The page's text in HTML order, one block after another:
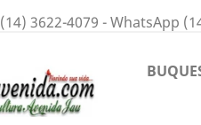
(14) 3622-4079 - WhatsApp